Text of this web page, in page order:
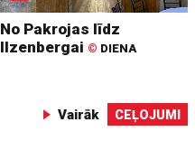
No Pakrojas līdz
Ilzenbergai © DIENA
Vairāk CEĻOJUMI